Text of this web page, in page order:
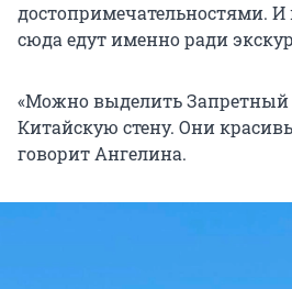
достопримечательностями. И
сюда едут именно ради
«Можно выделить Запретный
Китайскую стену. Они
говорит Ангелина.